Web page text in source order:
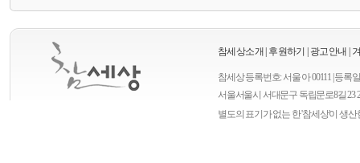
참세상소개 후원하기 광고안내
참세상 등록번호: 서울 아 00111 | 등록
서울서울시 서대문구 독립문로8길 23
별도의 표기가 없는 한 '참세상'이 생